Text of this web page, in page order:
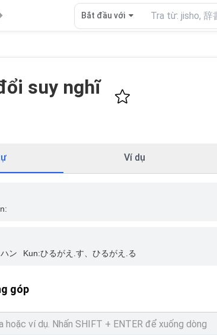
Bắt đầu với
suy nghĩ
Ví dụ
ン Kun:ひるがえ.す、ひるがえ.る
góp